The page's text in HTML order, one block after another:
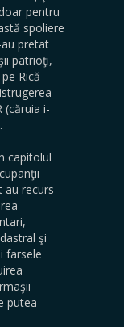
pentru
spoliere
pretat
patrioţi,
Rică
(căruia i-
capitolul
au recurs
şi
farsele
putea